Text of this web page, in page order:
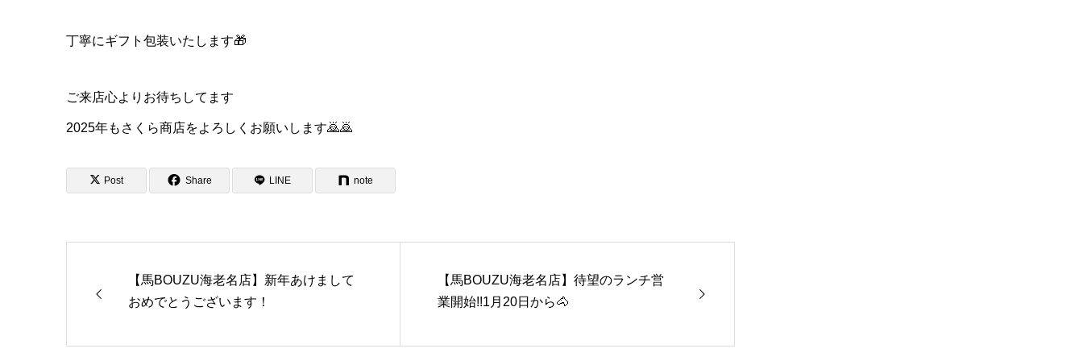
丁寧にギフト包装いたします🎁
ご来店心よりお待ちしてます
2025年もさくら商店をよろしくお願いします🙇🙇
Post Share LINE note
【馬BOUZU海老名店】新年あけまして
おめでとうございます！
【馬BOUZU海老名店】待望のランチ営
業開始!!1月20日から🐴